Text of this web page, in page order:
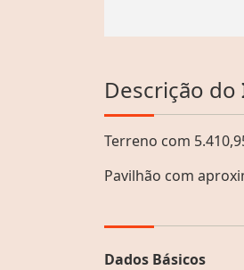
Descrição do
Terreno com
Pavilhão com
Dados Básicos